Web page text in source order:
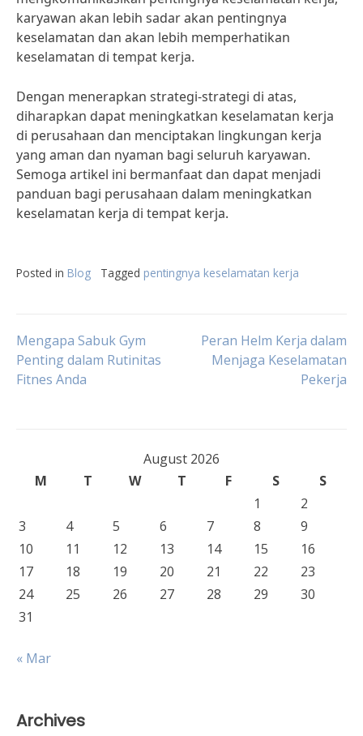
karyawan akan lebih sadar akan pentingnya
keselamatan dan akan lebih memperhatikan
keselamatan di tempat kerja.
Dengan menerapkan strategi-strategi di atas,
diharapkan dapat meningkatkan keselamatan kerja
di perusahaan dan menciptakan lingkungan kerja
yang aman dan nyaman bagi seluruh karyawan.
Semoga artikel ini bermanfaat dan dapat menjadi
panduan bagi perusahaan dalam meningkatkan
keselamatan kerja di tempat kerja.
Posted in Blog Tagged pentingnya keselamatan kerja
Post
navigation
Mengapa Sabuk Gym
Penting dalam Rutinitas
Fitnes Anda
Peran Helm Kerja dalam
Menjaga Keselamatan
Pekerja
August 2026
M
T W T F S
S
1
2
3
4 5 6 7 8
9
10
11 12 13 14 15
16
17
18 19 20 21 22
23
24
25 26 27 28 29
30
31
« Mar
Archives